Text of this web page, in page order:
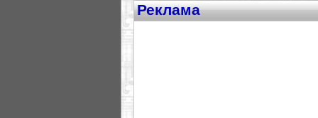
Реклама